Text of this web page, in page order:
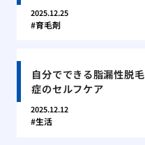
2025.12.25
育毛剤
自分でできる脂漏性脱毛
症のセルフケア
2025.12.12
生活